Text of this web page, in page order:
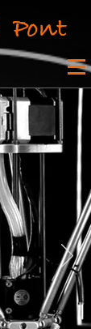
Pont